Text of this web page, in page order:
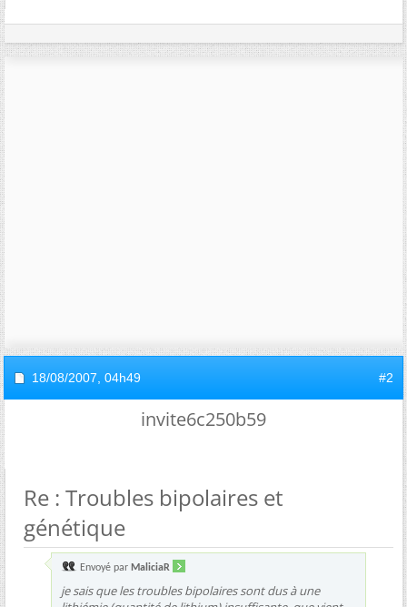
18/08/2007, 04h49 #2
invite6c250b59
Re : Troubles bipolaires et
génétique
Envoyé par MaliciaR
je sais que les troubles bipolaires sont dus à une